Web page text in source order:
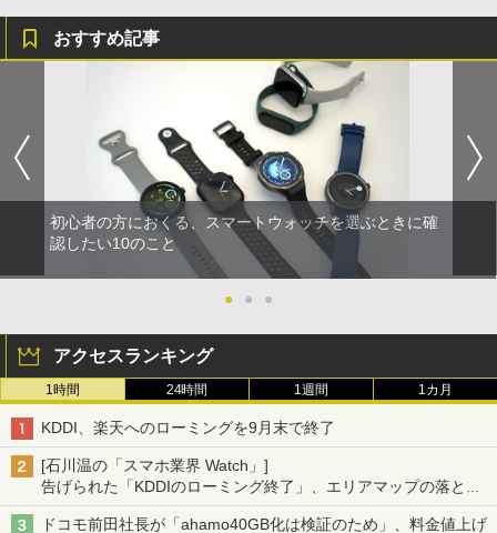
おすすめ記事
初心者の方におくる、スマートウォッチを選ぶときに確
認したい10のこと
● ● ●
アクセスランキング
1時間 24時間 1週間 1カ月
KDDI、楽天へのローミングを9月末で終了
[石川温の「スマホ業界 Watch」]
告げられた「KDDIのローミング終了」、エリアマップの落とし
穴と楽天モバイルの課題
ドコモ前田社長が「ahamo40GB化は検証のため」、料金値上げ